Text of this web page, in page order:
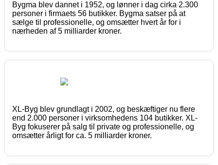
Bygma blev dannet i 1952, og lønner i dag cirka 2.300
personer i firmaets 56 butikker. Bygma satser på at
sælge til professionelle, og omsætter hvert år for i
nærheden af 5 milliarder kroner.
XL-Byg blev grundlagt i 2002, og beskæftiger nu flere
end 2.000 personer i virksomhedens 104 butikker. XL-
Byg fokuserer på salg til private og professionelle, og
omsætter årligt for ca. 5 milliarder kroner.